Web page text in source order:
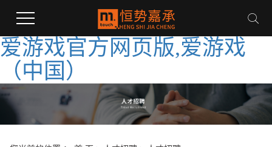
爱游戏官方网页版,爱游戏
（中国）